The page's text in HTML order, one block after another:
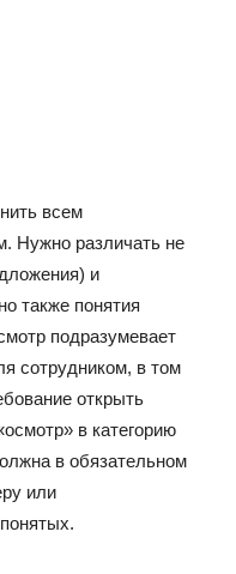
всем
Нужно различать не
и
также понятия
подразумевает
сотрудником, в том
открыть
в категорию
в обязательном
или